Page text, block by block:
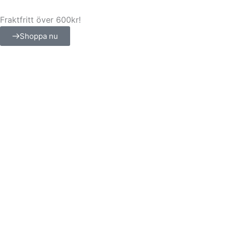
till
innehåll
Fraktfritt över 600kr!
Shoppa nu